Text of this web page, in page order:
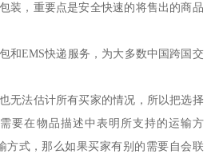
装，重要点是安全快速的将售出的商品
和EMS快递服务，为大多数中国跨国交
无法估计所有买家的情况，所以把选择
要在物品描述中表明所支持的运输方
方式，那么如果买家有别的需要自会联